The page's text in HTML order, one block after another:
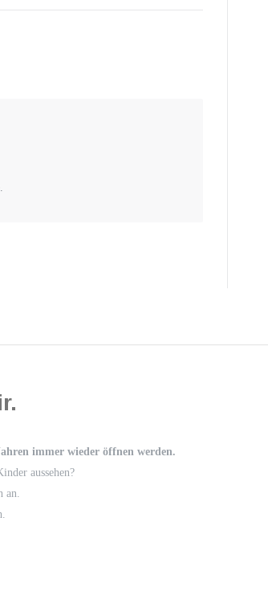
immer wieder öffnen werden.
aussehen?
an.